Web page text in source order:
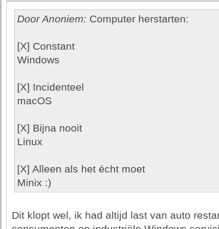
Door Anoniem: Computer herstarten:
[X] Constant
Windows
[X] Incidenteel
macOS
[X] Bijna nooit
Linux
[X] Alleen als het écht moet
Minix :)
Dit klopt wel, ik had altijd last van auto